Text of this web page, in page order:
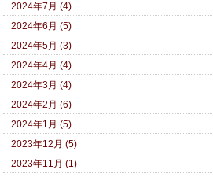
2024年7月 (4)
2024年6月 (5)
2024年5月 (3)
2024年4月 (4)
2024年3月 (4)
2024年2月 (6)
2024年1月 (5)
2023年12月 (5)
2023年11月 (1)